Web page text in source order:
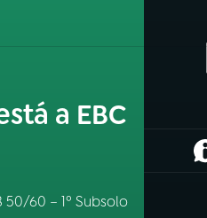
a EBC
50/60 – 1º Subsolo